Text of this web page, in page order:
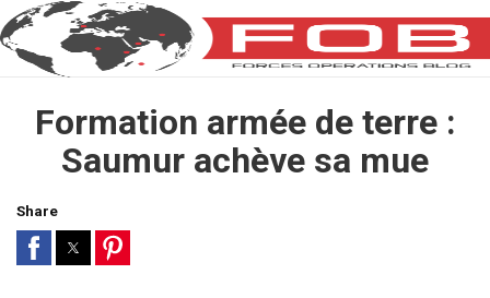
Formation armée de terre :
Saumur achève sa mue
Share